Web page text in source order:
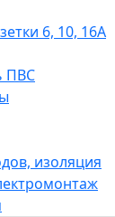
6, 10, 16А
ПВС
изоляция